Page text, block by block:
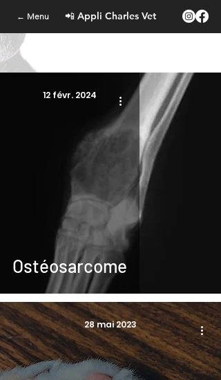
← Menu 📲 Appli Charles Vet
Ostéosarcome
12 févr. 2024
28 mai 2023